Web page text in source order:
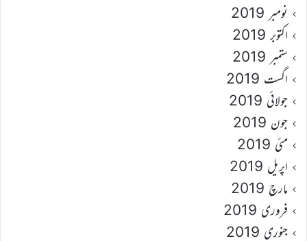
نومبر 2019
اکتوبر 2019
ستمبر 2019
اگست 2019
جولائی 2019
جون 2019
مئی 2019
اپریل 2019
مارچ 2019
فروری 2019
جنوری 2019